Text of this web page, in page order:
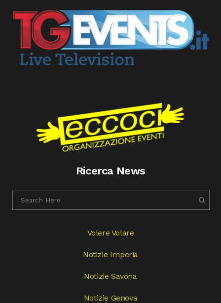
Ricerca News
Volere Volare
Notizie Imperia
Notizie Savona
Notizie Genova